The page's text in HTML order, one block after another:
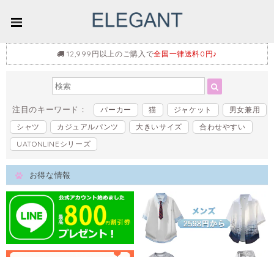
12,999円以上のご購入で全国一律送料0円♪
注目のキーワード： パーカー 猫 ジャケット
男女兼用
シャツ
カジュアルパンツ 大きいサイズ
合わせやすい
UATONLINEシリーズ
お得な情報